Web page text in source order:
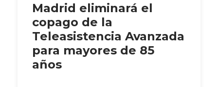
Madrid eliminará el
copago de la
Teleasistencia Avanzada
para mayores de 85
años